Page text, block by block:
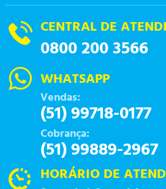
CENTRAL DE
0800 200 3566
WHATSAPP
Vendas:
(51) 99718-0177
Cobrança:
(51) 99889-2967
HORÁRIO DE